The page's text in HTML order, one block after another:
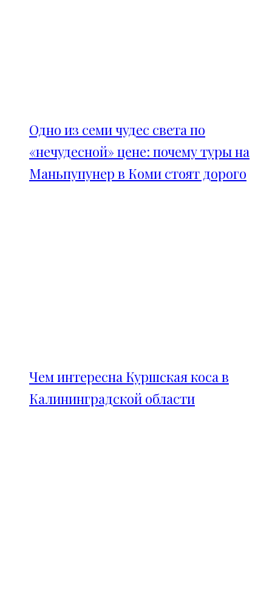
Одно из семи чудес света по
«нечудесной» цене: почему туры на
Маньпупунер в Коми стоят дорого
Чем интересна Куршская коса в
Калининградской области